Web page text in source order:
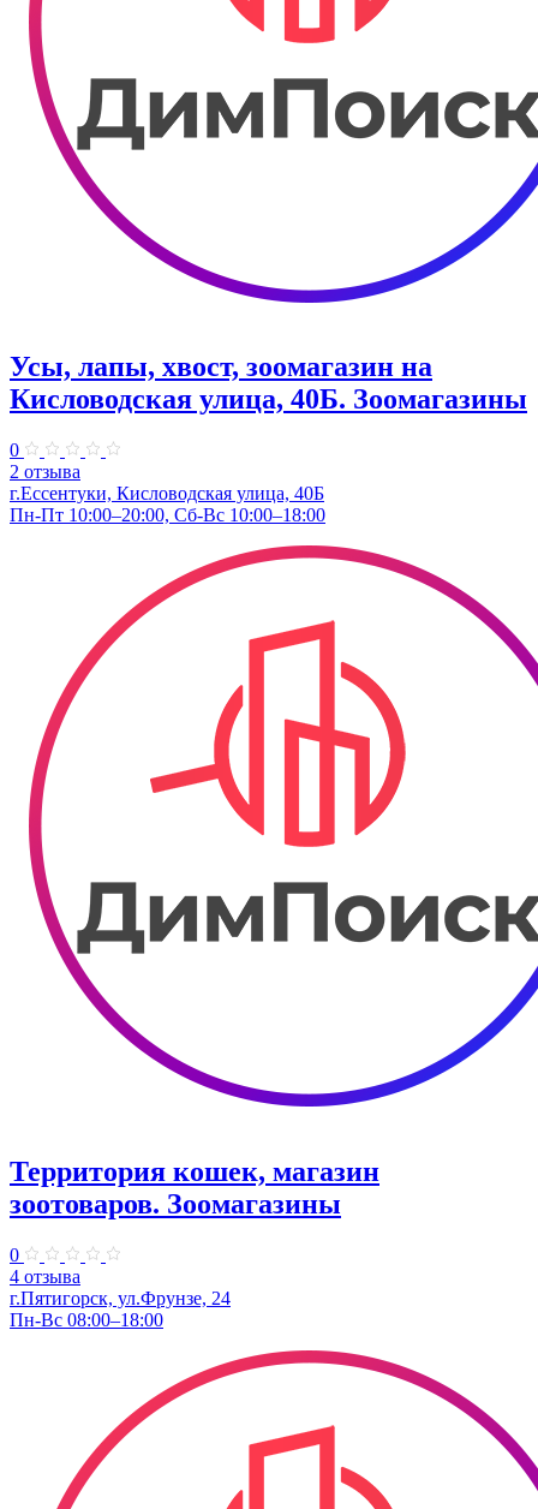
Усы, лапы, хвост, зоомагазин на
Кисловодская улица, 40Б. Зоомагазины
0
2 отзыва
г.Ессентуки, Кисловодская улица, 40Б
Пн-Пт 10:00–20:00, Сб-Вс 10:00–18:00
Территория кошек, магазин
зоотоваров. Зоомагазины
0
4 отзыва
г.Пятигорск, ул.Фрунзе, 24
Пн-Вс 08:00–18:00